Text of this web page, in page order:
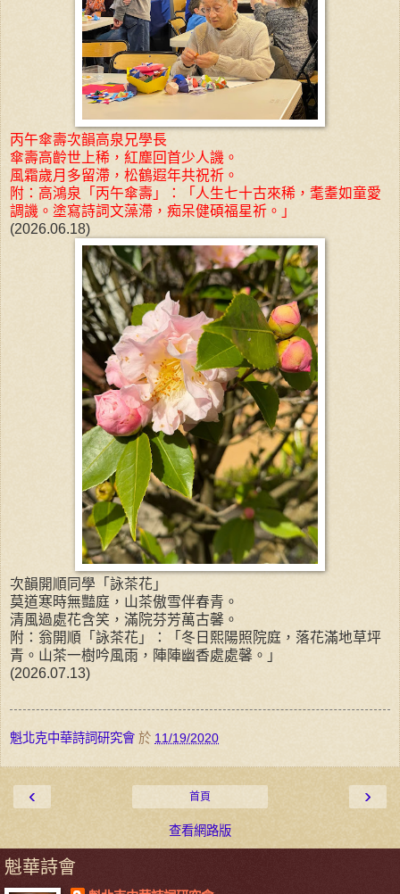
丙午傘壽次韻高泉兄學長
傘壽高齡世上稀，紅塵回首少人譏。
風霜歲月多留滯，松鶴遐年共祝祈。
附：高鴻泉「丙午傘壽」：「人生七十古來稀，耄耋如童愛
調譏。塗寫詩詞文藻滯，痴呆健碩福星祈。」
(2026.06.18)
次韻開順同學「詠茶花」
莫道寒時無豔庭，山茶傲雪伴春青。
清風過處花含笑，滿院芬芳萬古馨。
附：翁開順「詠茶花」：「冬日熙陽照院庭，落花滿地草坪
青。山茶一樹吟風雨，陣陣幽香處處馨。」
(2026.07.13)
魁北克中華詩詞研究會 於 11/19/2020
‹ ›
首頁
查看網路版
魁華詩會